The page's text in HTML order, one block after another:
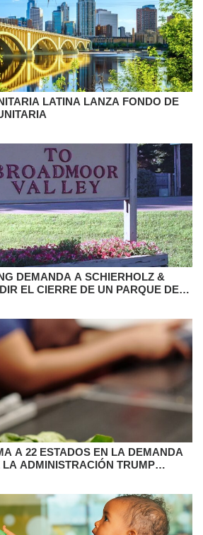
LATINA LANZA FONDO DE
DEMANDA A SCHIERHOLZ &
EL CIERRE DE UN PARQUE DE
A 22 ESTADOS EN LA DEMANDA
ADMINISTRACIÓN TRUMP